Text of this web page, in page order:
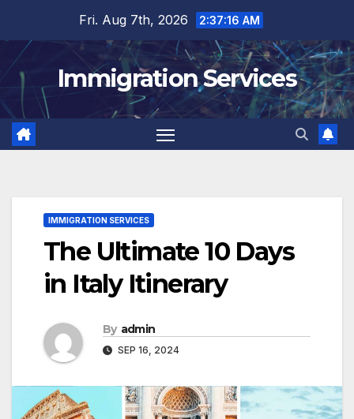
content
Fri. Aug 7th, 2026 2:37:17 AM
Immigration Services
IMMIGRATION SERVICES
The Ultimate 10 Days
in Italy Itinerary
By admin
SEP 16, 2024